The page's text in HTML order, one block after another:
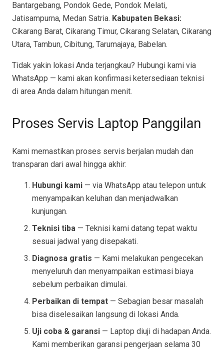
Bantargebang, Pondok Gede, Pondok Melati,
Jatisampurna, Medan Satria. Kabupaten Bekasi:
Cikarang Barat, Cikarang Timur, Cikarang Selatan, Cikarang
Utara, Tambun, Cibitung, Tarumajaya, Babelan.
Tidak yakin lokasi Anda terjangkau? Hubungi kami via
WhatsApp — kami akan konfirmasi ketersediaan teknisi
di area Anda dalam hitungan menit.
Proses Servis Laptop Panggilan
Kami memastikan proses servis berjalan mudah dan
transparan dari awal hingga akhir:
Hubungi kami — via WhatsApp atau telepon untuk
menyampaikan keluhan dan menjadwalkan
kunjungan.
Teknisi tiba — Teknisi kami datang tepat waktu
sesuai jadwal yang disepakati.
Diagnosa gratis — Kami melakukan pengecekan
menyeluruh dan menyampaikan estimasi biaya
sebelum perbaikan dimulai.
Perbaikan di tempat — Sebagian besar masalah
bisa diselesaikan langsung di lokasi Anda.
Uji coba & garansi — Laptop diuji di hadapan Anda.
Kami memberikan garansi pengerjaan selama 30